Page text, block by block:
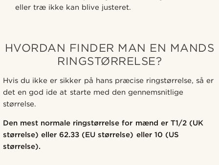
eller træ ikke kan blive justeret.
HVORDAN FINDER MAN EN MANDS
RINGSTØRRELSE?
Hvis du ikke er sikker på hans præcise ringstørrelse, så er
det en god ide at starte med den gennemsnitlige
størrelse.
Den mest normale ringstørrelse for mænd er T1/2 (UK
størrelse) eller 62.33 (EU størrelse) eller 10 (US
størrelse).